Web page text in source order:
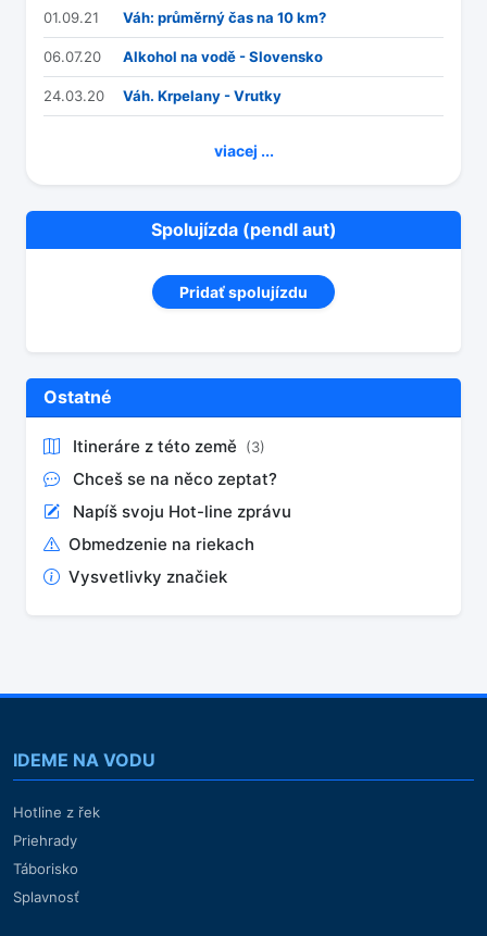
01.09.21 Váh: průměrný čas na 10 km?
06.07.20 Alkohol na vodě - Slovensko
24.03.20 Váh. Krpelany - Vrutky
viacej ...
Spolujízda (pendl aut)
Pridať spolujízdu
Ostatné
Itineráre z této země (3)
Chceš se na něco zeptat?
Napíš svoju Hot-line zprávu
Obmedzenie na riekach
Vysvetlivky značiek
IDEME NA VODU
Hotline z řek
Priehrady
Táborisko
Splavnosť